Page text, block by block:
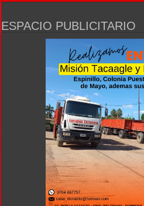
ESPACIO PUBLICITARIO